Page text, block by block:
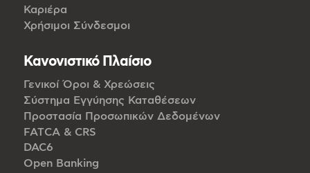
Καριέρα
Χρήσιμοι Σύνδεσμοι
Κανονιστικό Πλαίσιο
Γενικοί Όροι & Χρεώσεις
Σύστημα Εγγύησης Καταθέσεων
Προστασία Προσωπικών Δεδομένων
FATCA & CRS
DAC6
Open Banking